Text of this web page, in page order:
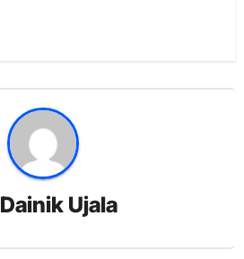
Dainik Ujala